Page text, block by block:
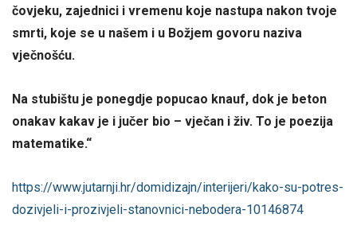
čovjeku, zajednici i vremenu koje nastupa nakon tvoje
smrti, koje se u našem i u Božjem govoru naziva
vječnošću.
Na stubištu je ponegdje popucao knauf, dok je beton
onakav kakav je i jučer bio – vječan i živ. To je poezija
matematike.“
https://www.jutarnji.hr/domidizajn/interijeri/kako-su-potres-
dozivjeli-i-prozivjeli-stanovnici-nebodera-10146874